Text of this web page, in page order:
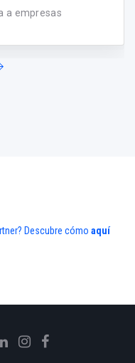
a empresas
Descubre cómo aquí